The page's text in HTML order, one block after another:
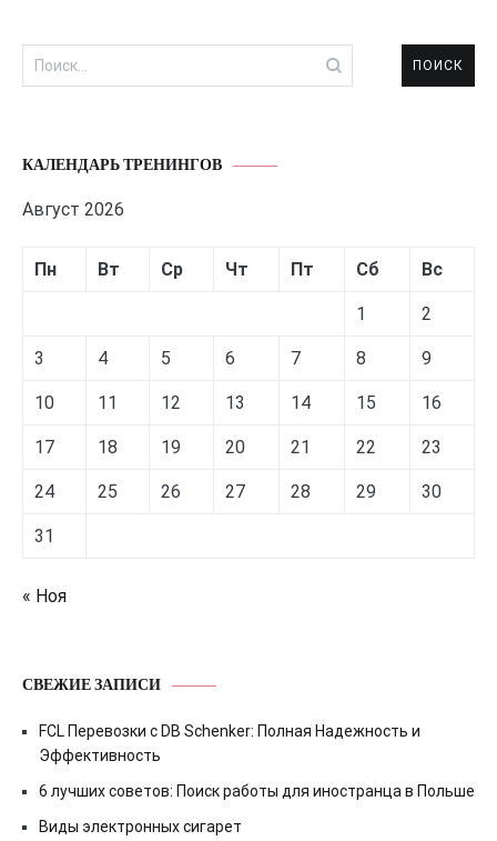
Найти:
КАЛЕНДАРЬ ТРЕНИНГОВ
Август 2026
Пн Вт Ср Чт Пт Сб Вс
1 2
3 4 5 6 7 8 9
10 11 12 13 14 15 16
17 18 19 20 21 22 23
24 25 26 27 28 29 30
31
« Ноя
СВЕЖИЕ ЗАПИСИ
FCL Перевозки с DB Schenker: Полная Надежность и
Эффективность
6 лучших советов: Поиск работы для иностранца в Польше
Виды электронных сигарет